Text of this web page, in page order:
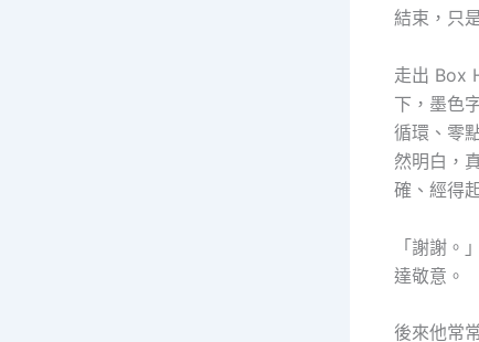
結束，只
走出 Box
下，墨色
循環、零
然明白，
確、經得
「謝謝
達敬意。
後來他常